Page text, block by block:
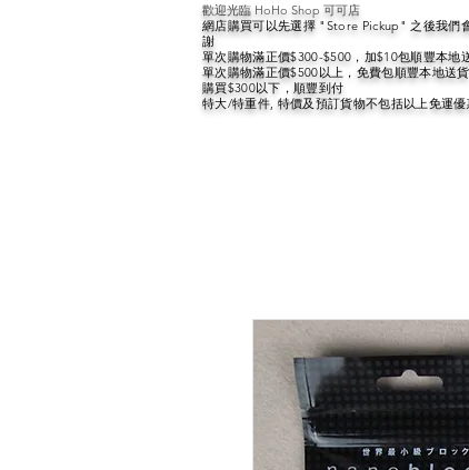
歡迎光臨 HoHo Shop 可可店
網店購買可以先選擇 "Store Pickup" 之後我們
謝
單次購物滿正價$300-$500，加$10包順豐本地
單次購物滿正價$500以上，免費包順豐本地送
購買$300以下，順豐到付
特大/特重件, 特價及預訂貨物不包括以上免運優